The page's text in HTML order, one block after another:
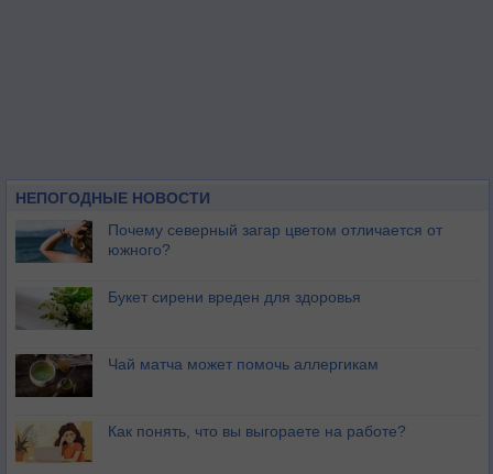
НЕПОГОДНЫЕ НОВОСТИ
Почему северный загар цветом отличается от
южного?
Букет сирени вреден для здоровья
Чай матча может помочь аллергикам
Как понять, что вы выгораете на работе?